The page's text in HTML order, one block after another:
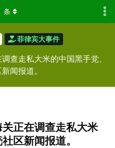
菲律宾大事件
查走私大米的中国黑手党、
闻报道。
条
正在调查走私大米
区新闻报道。